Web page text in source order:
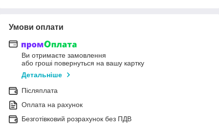
Умови оплати
Ви отримаєте замовлення
або гроші повернуться на вашу картку
Детальніше
Післяплата
Оплата на рахунок
Безготівковий розрахунок без ПДВ